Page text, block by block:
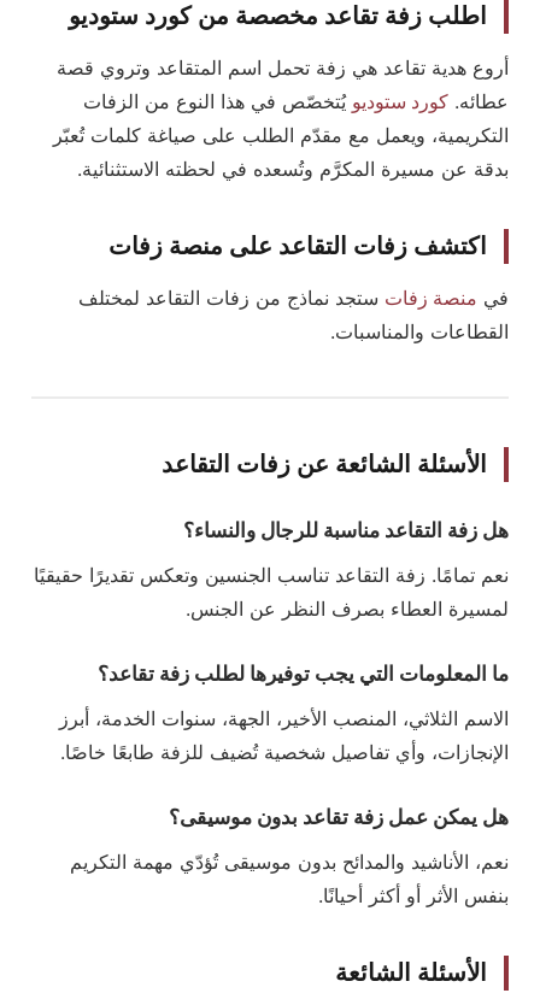
اطلب زفة تقاعد مخصصة من كورد ستوديو
أروع هدية تقاعد هي زفة تحمل اسم المتقاعد وتروي قصة
عطائه. كورد ستوديو يُتخصّص في هذا النوع من الزفات
التكريمية، ويعمل مع مقدّم الطلب على صياغة كلمات تُعبّر
بدقة عن مسيرة المكرَّم وتُسعده في لحظته الاستثنائية.
اكتشف زفات التقاعد على منصة زفات
في منصة زفات ستجد نماذج من زفات التقاعد لمختلف
القطاعات والمناسبات.
الأسئلة الشائعة عن زفات التقاعد
هل زفة التقاعد مناسبة للرجال والنساء؟
نعم تمامًا. زفة التقاعد تناسب الجنسين وتعكس تقديرًا حقيقيًا
لمسيرة العطاء بصرف النظر عن الجنس.
ما المعلومات التي يجب توفيرها لطلب زفة تقاعد؟
الاسم الثلاثي، المنصب الأخير، الجهة، سنوات الخدمة، أبرز
الإنجازات، وأي تفاصيل شخصية تُضيف للزفة طابعًا خاصًا.
هل يمكن عمل زفة تقاعد بدون موسيقى؟
نعم، الأناشيد والمدائح بدون موسيقى تُؤدّي مهمة التكريم
بنفس الأثر أو أكثر أحيانًا.
الأسئلة الشائعة